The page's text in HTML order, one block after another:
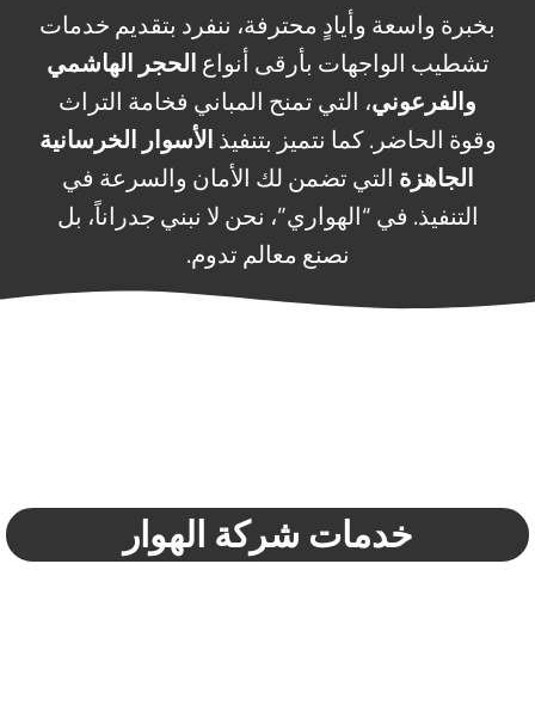
بخبرة واسعة وأيادٍ محترفة، ننفرد بتقديم خدمات
تشطيب الواجهات بأرقى أنواعالحجر الهاشمي
والفرعوني، التي تمنح المباني فخامة التراث
وقوة الحاضر. كما نتميز بتنفيذالأسوار الخرسانية
الجاهزةالتي تضمن لك الأمان والسرعة في
التنفيذ. في “الهواري”، نحن لا نبني جدراناً، بل
نصنع معالم تدوم.
خدمات شركة الهوار